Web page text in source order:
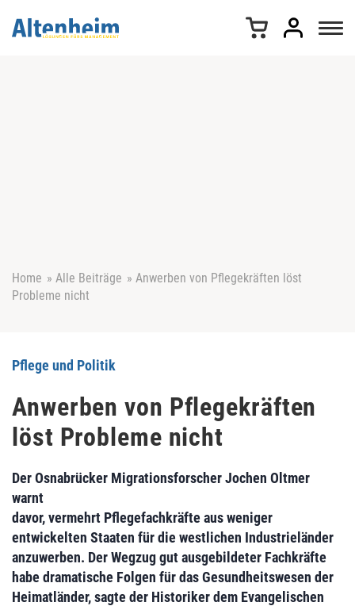
Home » Alle Beiträge » Anwerben von Pflegekräften löst
Probleme nicht
Pflege und Politik
Anwerben von Pflegekräften
löst Probleme nicht
Der Osnabrücker Migrationsforscher Jochen Oltmer
warnt
davor, vermehrt Pflegefachkräfte aus weniger
entwickelten Staaten für die westlichen Industrieländer
anzuwerben. Der Wegzug gut ausgebildeter Fachkräfte
habe dramatische Folgen für das Gesundheitswesen der
Heimatländer, sagte der Historiker dem Evangelischen